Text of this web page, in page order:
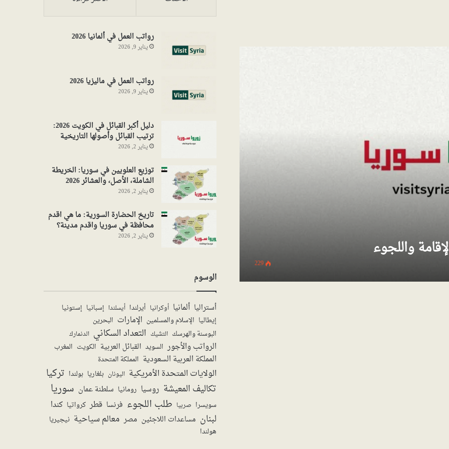
واللجوء
229
رواتب العمل في ألمانيا 2026
يناير 9, 2026
رواتب العمل في ماليزيا 2026
يناير 9, 2026
دليل أكبر القبائل في الكويت 2026:
ترتيب القبائل وأصولها التاريخية
يناير 2, 2026
توزيع العلويين في سوريا: الخريطة
الشاملة، الأصل، والعشائر 2026
يناير 2, 2026
تاريخ الحضارة السورية: ما هي اقدم
محافظة في سوريا واقدم مدينة؟
يناير 2, 2026
الوسوم
أستراليا ألمانيا أوكرانيا أيرلندا أيسلندا إسبانيا إستونيا
إيطاليا الإسلام والمسلمين الإمارات البحرين
البوسنة والهرسك التشيك التعداد السكاني الدنمارك
الرواتب والأجور السويد القبائل العربية الكويت المغرب
المملكة العربية السعودية المملكة المتحدة
الولايات المتحدة الأمريكية اليونان بلغاريا بولندا تركيا
تكاليف المعيشة روسيا رومانيا سلطنة عمان سوريا
سويسرا صربيا طلب اللجوء فرنسا قطر كرواتيا كندا
لبنان مساعدات اللاجئين مصر معالم سياحية نيجيريا
هولندا